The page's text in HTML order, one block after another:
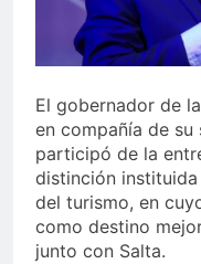
El gobernador de
en compañía de su
participó de la
distinción
del turismo, en
como destino
junto con Salta.